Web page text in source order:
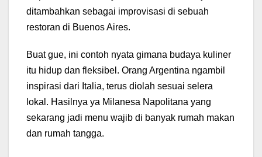
ditambahkan sebagai improvisasi di sebuah
restoran di Buenos Aires.
Buat gue, ini contoh nyata gimana budaya kuliner
itu hidup dan fleksibel. Orang Argentina ngambil
inspirasi dari Italia, terus diolah sesuai selera
lokal. Hasilnya ya Milanesa Napolitana yang
sekarang jadi menu wajib di banyak rumah makan
dan rumah tangga.